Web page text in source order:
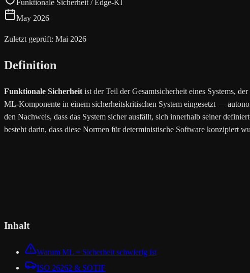
Funktionale Sicherheit / Edge-KI
May 2026
Zuletzt geprüft: Mai 2026
Definition
Funktionale Sicherheit ist der Teil der Gesamtsicherheit eines Systems,
ML-Komponente in einem sicherheitskritischen System eingesetzt —
den Nachweis, dass das System sicher ausfällt, sich innerhalb seiner
besteht darin, dass diese Normen für deterministische Software konzipiert
Inhalt
Warum ML + Sicherheit schwierig ist
ISO 26262 & SOTIF